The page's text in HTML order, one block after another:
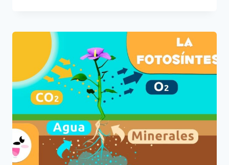
AFECTA
A
LOS
HIJOS:
COMPLETA
Y
CONSEJOS
PRÁCTICOS